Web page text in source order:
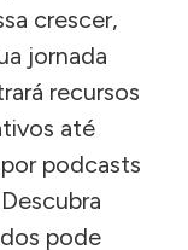
crescer,
jornada
recursos
até
podcasts
pode